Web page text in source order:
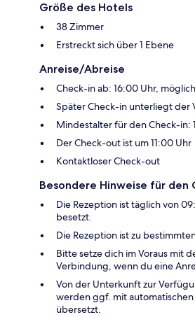
Größe des Hotels
38 Zimmer
Erstreckt sich über 1 Ebene
Anreise/Abreise
Check-in ab: 16:00 Uhr,
Später Check-in unterliegt der
Mindestalter für den Check-in:
Der Check-out ist um 11:00 Uhr
Kontaktloser Check-out
Besondere Hinweise für den
Die Rezeption ist täglich von
besetzt.
Die Rezeption ist zu
Bitte setze dich im Voraus mit
Verbindung, wenn du eine
Von der Unterkunft zur
werden ggf. mit
übersetzt.